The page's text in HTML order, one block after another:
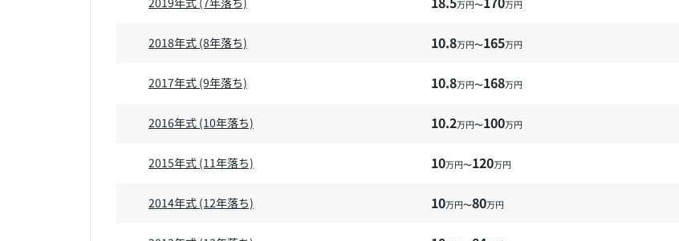
万円〜 万円
2018年式 (8年落ち) 10.8万円〜165万円
2017年式 (9年落ち) 10.8万円〜168万円
2016年式 (10年落ち) 10.2万円〜100万円
2015年式 (11年落ち) 10万円〜120万円
2014年式 (12年落ち) 10万円〜80万円